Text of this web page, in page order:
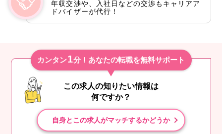
年収交渉や、入社日などの交渉もキャリアア
ドバイザーが代行！
カンタン1分！あなたの転職を無料サポート
この求人の知りたい情報は
何ですか？
自身とこの求人がマッチするかどうか